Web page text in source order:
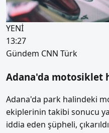
YENİ
13:27
Gündem CNN Türk
Adana'da motosiklet
Adana'da park halindeki
ekiplerinin takibi sonucu
iddia eden şüpheli,